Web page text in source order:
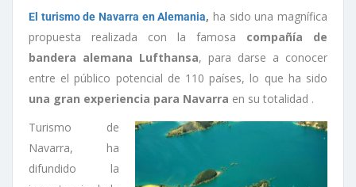
El turismo de Navarra en Alemania, ha sido una magnífica
propuesta realizada con la famosa compañía de
bandera alemana Lufthansa, para darse a conocer
entre el público potencial de 110 países, lo que ha sido
una gran experiencia para Navarra en su totalidad .
Turismo de
Navarra, ha
difundido la